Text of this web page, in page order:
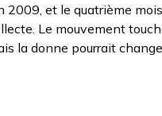
2009, et le quatrième mois
Le mouvement
la donne pourrait